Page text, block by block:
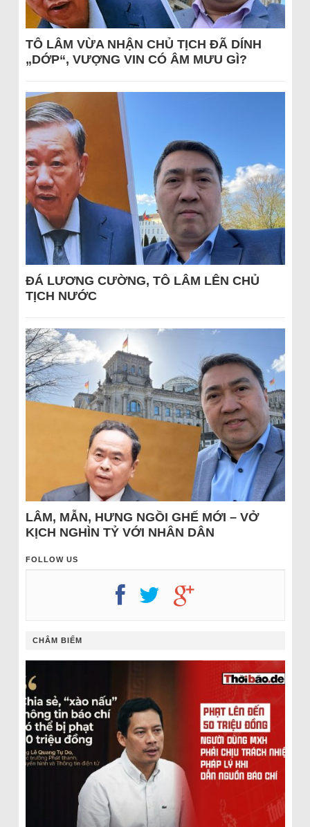
TÔ LÂM VỪA NHẬN CHỦ TỊCH ĐÃ DÍNH
„DỚP“, VƯỢNG VIN CÓ ÂM MƯU GÌ?
ĐÁ LƯƠNG CƯỜNG, TÔ LÂM LÊN CHỦ
TỊCH NƯỚC
LÂM, MẪN, HƯNG NGỒI GHẾ MỚI – VỞ
KỊCH NGHÌN TỶ VỚI NHÂN DÂN
FOLLOW US
CHÂM BIẾM